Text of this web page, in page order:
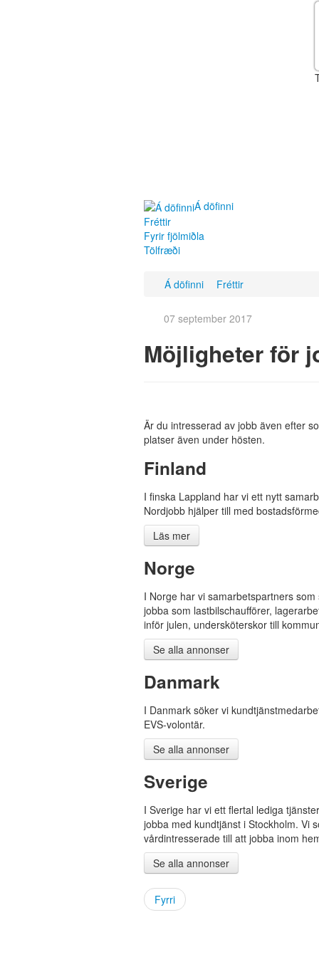
Á döfinni
Fréttir
Fyrir fjölmiðla
Tölfræði
Á döfinni Fréttir
07 september 2017
Möjligheter för
Är du intresserad av jobb även efter
platser även under hösten.
Finland
I finska Lappland har vi ett nytt
Nordjobb hjälper till med
Läs mer
Norge
I Norge har vi samarbetspartners
jobba som lastbilschaufförer,
inför julen, undersköterskor till
Se alla annonser
Danmark
I Danmark söker vi
EVS-volontär.
Se alla annonser
Sverige
I Sverige har vi ett flertal lediga
jobba med kundtjänst i Stockholm. Vi
vårdintresserade till att jobba inom
Se alla annonser
Fyrri